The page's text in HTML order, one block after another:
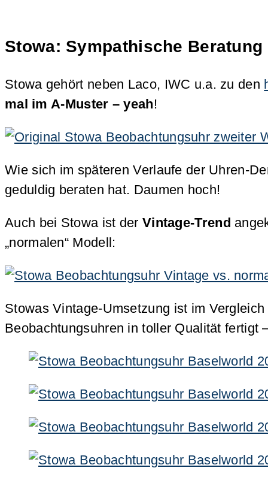
Stowa: Sympathische
Stowa gehört neben Laco, IWC u.a. zu den
mal im A-Muster – yeah!
Wie sich im späteren Verlaufe der Uhren-
geduldig beraten hat. Daumen hoch!
Auch bei Stowa ist der Vintage-Trend
„normalen“ Modell:
Stowas Vintage-Umsetzung ist im
Beobachtungsuhren in toller Qualität